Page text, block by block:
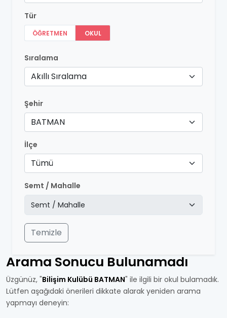
Tür
ÖĞRETMEN OKUL
Sıralama
Akıllı Sıralama
Şehir
BATMAN
İlçe
Tümü
Semt / Mahalle
Temizle
Arama Sonucu Bulunamadı
Üzgünüz, "Bilişim Kulübü BATMAN" ile ilgili bir okul bulamadık.
Lütfen aşağıdaki önerileri dikkate alarak yeniden arama
yapmayı deneyin: